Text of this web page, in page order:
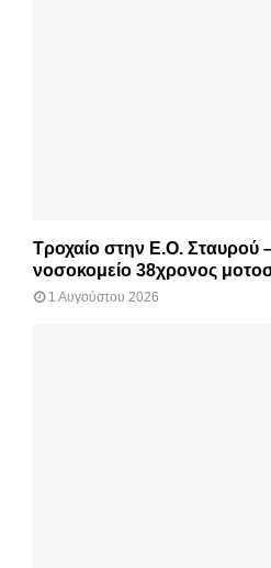
Τροχαίο στην Ε.Ο. Σταυρού
νοσοκομείο 38χρονος
1 Αυγούστου 2026